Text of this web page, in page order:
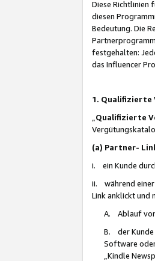
Diese Richtlinien
diesen
Bedeutung. Die
festgehalten:
das Influencer
1. Qualifizierte
Qualifizierte
(a) Partner-
i. ein Kunde
ii. während einer
Link anklickt und
A. Ablauf
B. der Kunde
Software oder
„Kindle